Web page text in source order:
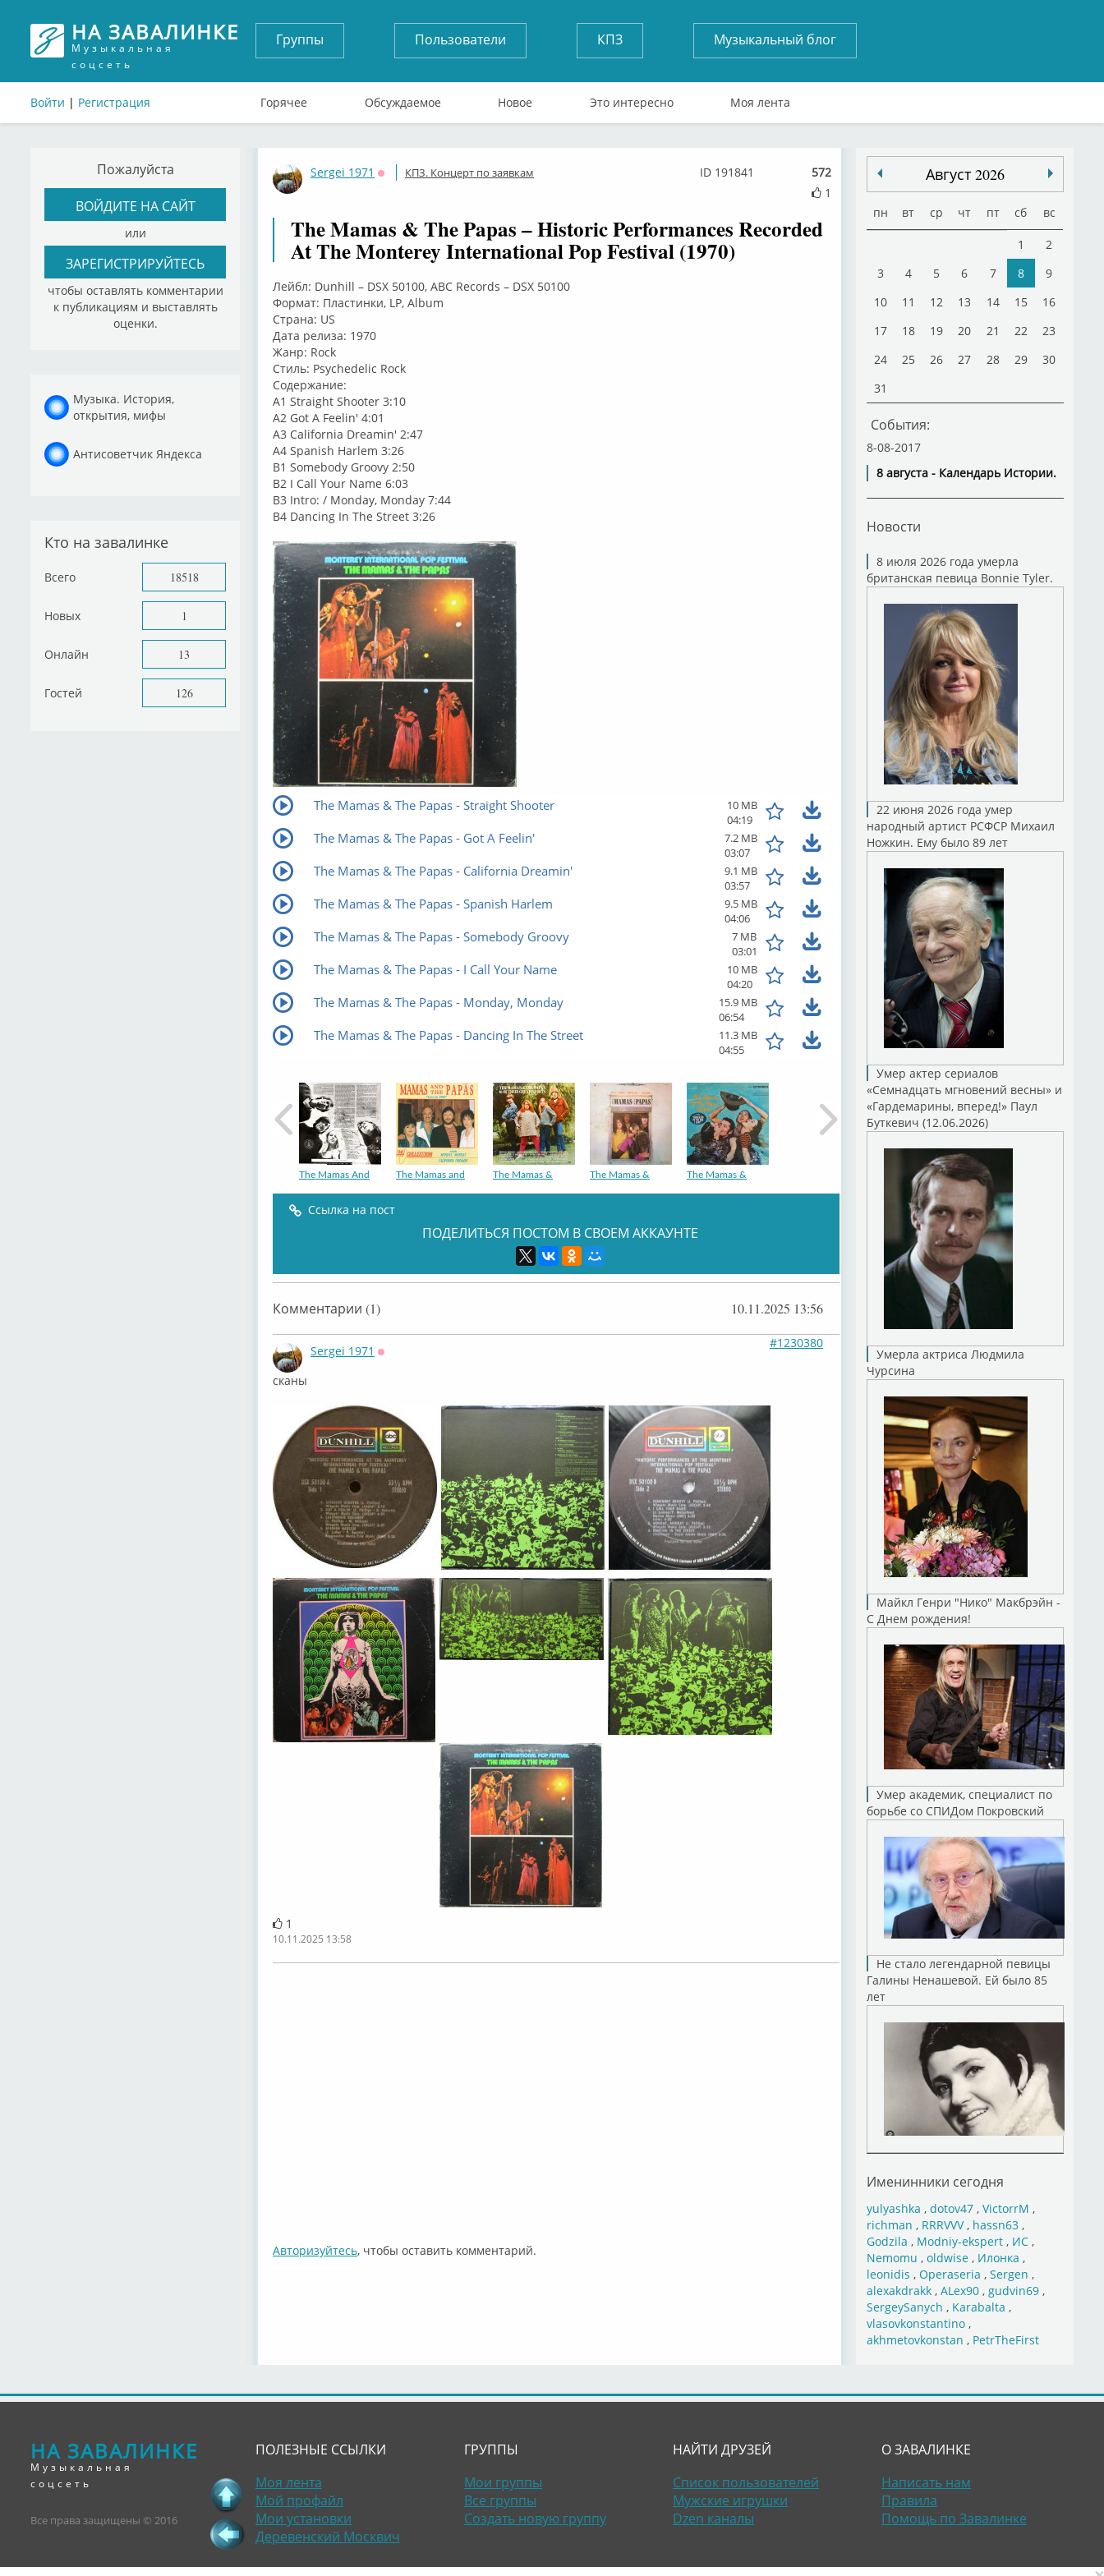
НА ЗАВАЛИНКЕ
Музыкальная
соцсеть
Войти | Регистрация
Группы Пользователи КПЗ Музыкальный блог
Горячее Обсуждаемое Новое Это интересно Моя лента
Пожалуйста
ВОЙДИТЕ НА САЙТ
или
ЗАРЕГИСТРИРУЙТЕСЬ
чтобы оставлять комментарии
к публикациям и выставлять
оценки.
Музыка. История,
открытия, мифы
Антисоветчик Яндекса
Кто на завалинке
Всего 18518
Новых 1
Онлайн 13
Гостей 126
Sergei 1971
Оффлайн
КПЗ. Концерт по заявкам
572
1
ID 191841
The Mamas & The Papas – Historic Performances Recorded
At The Monterey International Pop Festival (1970)
Лейбл: Dunhill – DSX 50100, ABC Records – DSX 50100
Формат: Пластинки, LP, Album
Страна: US
Дата релиза: 1970
Жанр: Rock
Стиль: Psychedelic Rock
Содержание:
A1 Straight Shooter 3:10
A2 Got A Feelin' 4:01
A3 California Dreamin' 2:47
A4 Spanish Harlem 3:26
B1 Somebody Groovy 2:50
B2 I Call Your Name 6:03
B3 Intro: / Monday, Monday 7:44
B4 Dancing In The Street 3:26
The Mamas & The Papas - Straight Shooter
10 MB
04:19
The Mamas & The Papas - Got A Feelin'
7.2 MB
03:07
The Mamas & The Papas - California Dreamin'
9.1 MB
03:57
The Mamas & The Papas - Spanish Harlem
9.5 MB
04:06
The Mamas & The Papas - Somebody Groovy
7 MB
03:01
The Mamas & The Papas - I Call Your Name
10 MB
04:20
The Mamas & The Papas - Monday, Monday
15.9 MB
06:54
The Mamas & The Papas - Dancing In The Street
11.3 MB
04:55
The Mamas And The Mamas and The Mamas & The Mamas & The Mamas &
Ссылка на пост
ПОДЕЛИТЬСЯ ПОСТОМ В СВОЕМ АККАУНТЕ
Комментарии (1) 10.11.2025 13:56
Sergei 1971
#1230380
сканы
1
10.11.2025 13:58
Авторизуйтесь, чтобы оставить комментарий.
Август 2026
пн вт ср чт пт сб вс
1
2
3
4 5 6 7 8
9
10
11 12 13 14 15
16
17
18 19 20 21 22
23
24
25 26 27 28 29
30
31
События:
8-08-2017
8 августа - Календарь Истории.
Новости
8 июля 2026 года умерла
британская певица Bonnie Tyler.
22 июня 2026 года умер
народный артист РСФСР Михаил
Ножкин. Ему было 89 лет
Умер актер сериалов
«Семнадцать мгновений весны» и
«Гардемарины, вперед!» Паул
Буткевич (12.06.2026)
Умерла актриса Людмила
Чурсина
Майкл Генри "Нико" Макбрэйн -
С Днем рождения!
Умер академик, специалист по
борьбе со СПИДом Покровский
Не стало легендарной певицы
Галины Ненашевой. Ей было 85
лет
Именинники сегодня
yulyashka , dotov47, VictorrM ,
richman , RRRVVV, hassn63,
Godzila , Modniy-ekspert, ИС,
Nemomu , oldwise, Илонка ,
leonidis , Operaseria , Sergen ,
alexakdrakk, ALex90, gudvin69,
SergeySanych , Karabalta ,
vlasovkonstantino,
akhmetovkonstan , PetrTheFirst
НА ЗАВАЛИНКЕ
Музыкальная
соцсеть
Все права защищены © 2016
ПОЛЕЗНЫЕ ССЫЛКИ
Моя лента
Мой профайл
Мои установки
Деревенский Москвич
ГРУППЫ
Мои группы
Все группы
Создать новую группу
НАЙТИ ДРУЗЕЙ
Список пользователей
Мужские игрушки
Dzen каналы
О ЗАВАЛИНКЕ
Написать нам
Правила
Помощь по Завалинке